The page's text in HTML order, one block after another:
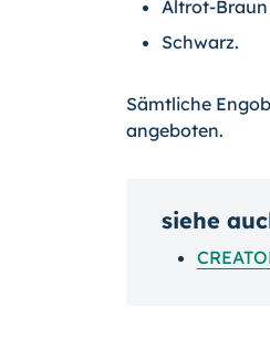
Altrot-
Schwarz.
Sämtliche
angeboten.
siehe